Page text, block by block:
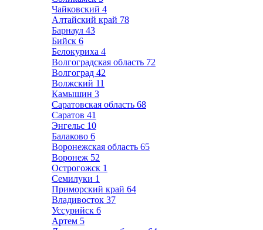
Чайковский 4
Алтайский край 78
Барнаул 43
Бийск 6
Белокуриха 4
Волгоградская область 72
Волгоград 42
Волжский 11
Камышин 3
Саратовская область 68
Саратов 41
Энгельс 10
Балаково 6
Воронежская область 65
Воронеж 52
Острогожск 1
Семилуки 1
Приморский край 64
Владивосток 37
Уссурийск 6
Артем 5